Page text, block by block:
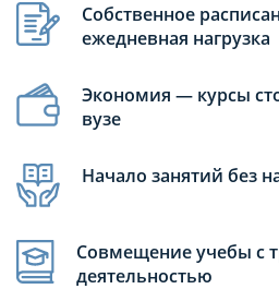
Собственное
ежедневная нагрузка
Экономия — курсы
вузе
Начало занятий без
Совмещение учебы с
деятельностью